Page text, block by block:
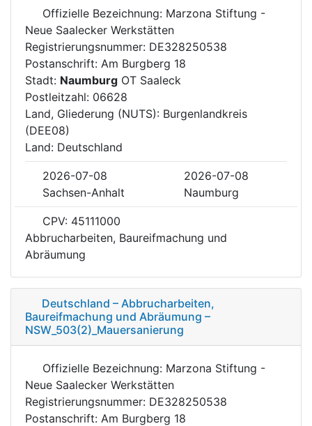
Offizielle Bezeichnung: Marzona Stiftung -
Neue Saalecker Werkstätten
Registrierungsnummer: DE328250538
Postanschrift: Am Burgberg 18
Stadt: Naumburg OT Saaleck
Postleitzahl: 06628
Land, Gliederung (NUTS): Burgenlandkreis
(DEE08)
Land: Deutschland
2026-07-08
2026-07-08
Sachsen-Anhalt
Naumburg
CPV: 45111000
Abbrucharbeiten, Baureifmachung und
Abräumung
Deutschland – Abbrucharbeiten,
Baureifmachung und Abräumung –
NSW_503(2)_Mauersanierung
Offizielle Bezeichnung: Marzona Stiftung -
Neue Saalecker Werkstätten
Registrierungsnummer: DE328250538
Postanschrift: Am Burgberg 18